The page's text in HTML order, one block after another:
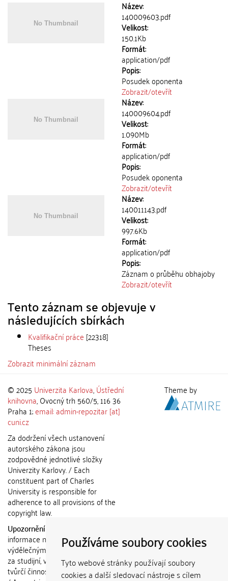
Používáme soubory cookies
Tyto webové stránky používají soubory
cookies a další sledovací nástroje s cílem
Název:
140009603.pdf
Velikost:
150.1Kb
Formát:
application/pdf
Popis:
Posudek oponenta
Zobrazit/otevřít
Název:
140009604.pdf
Velikost:
1.090Mb
Formát:
application/pdf
Popis:
Posudek oponenta
Zobrazit/otevřít
Název:
140011143.pdf
Velikost:
997.6Kb
Formát:
application/pdf
Popis:
Záznam o průběhu obhajoby
Zobrazit/otevřít
Tento záznam se objevuje v
následujících sbírkách
Kvalifikační práce [22318]
Theses
Zobrazit minimální záznam
© 2025 Univerzita Karlova,Ústřední
knihovna, Ovocný trh 560/5, 116 36
Praha 1;email: admin-repozitar [at]
cuni.cz
Za dodržení všech ustanovení
autorského zákona jsou
zodpovědné jednotlivé složky
Univerzity Karlovy. / Each
constituent part of Charles
University is responsible for
adherence to all provisions of the
copyright law.
Upozornění / Notice:
informace nemohou být použity k
výdělečným účelům nebo vydávány
za studijní, vědeckou nebo jinou
tvůrčí činnost jiné osoby než autora.
Theme by